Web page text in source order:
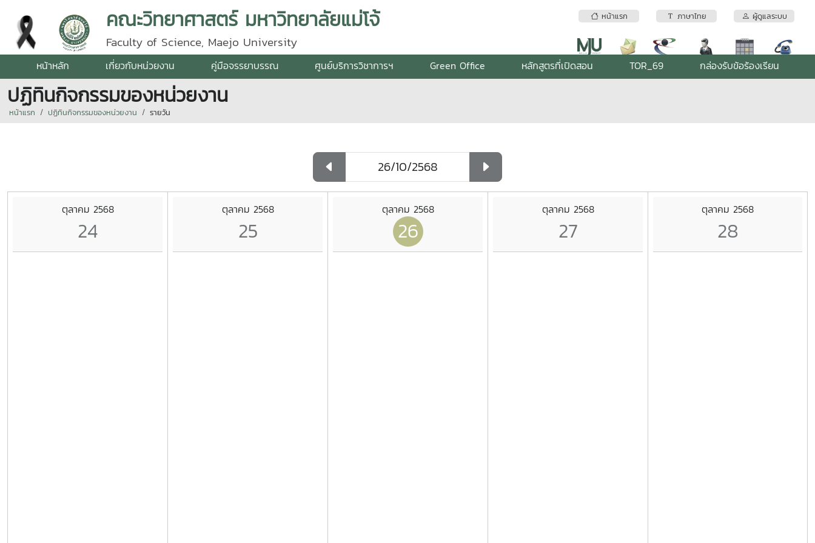
หน้าแรก ภาษาไทย ผู้ดูแลระบบ
คณะวิทยาศาสตร์ มหาวิทยาลัยแม่โจ้
Faculty of Science, Maejo University
หน้าหลัก เกี่ยวกับหน่วยงาน คู่มือจรรยาบรรณ ศูนย์บริการวิชาการฯ Green Office หลักสูตรที่เปิดสอน TOR_69 กล่องรับข้อร้องเรียน
ปฏิทินกิจกรรมของหน่วยงาน
หน้าแรก ปฏิทินกิจกรรมของหน่วยงาน รายวัน
ตุลาคม 2568
24
ตุลาคม 2568
25
ตุลาคม 2568
26
ตุลาคม 2568
27
ตุลาคม 2568
28